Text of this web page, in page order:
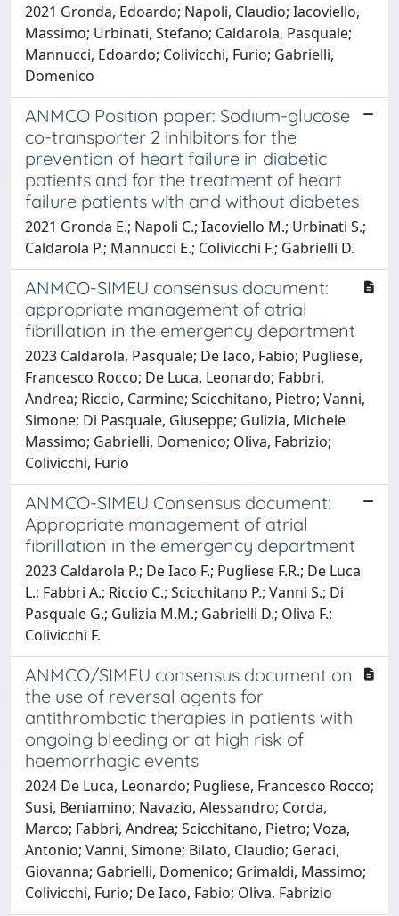
2021 Gronda, Edoardo; Napoli, Claudio; Iacoviello,
Massimo; Urbinati, Stefano; Caldarola, Pasquale;
Mannucci, Edoardo; Colivicchi, Furio; Gabrielli,
Domenico
ANMCO Position paper: Sodium-glucose
co-transporter 2 inhibitors for the
prevention of heart failure in diabetic
patients and for the treatment of heart
failure patients with and without diabetes
2021 Gronda E.; Napoli C.; Iacoviello M.; Urbinati S.;
Caldarola P.; Mannucci E.; Colivicchi F.; Gabrielli D.
ANMCO-SIMEU consensus document:
appropriate management of atrial
fibrillation in the emergency department
2023 Caldarola, Pasquale; De Iaco, Fabio; Pugliese,
Francesco Rocco; De Luca, Leonardo; Fabbri,
Andrea; Riccio, Carmine; Scicchitano, Pietro; Vanni,
Simone; Di Pasquale, Giuseppe; Gulizia, Michele
Massimo; Gabrielli, Domenico; Oliva, Fabrizio;
Colivicchi, Furio
ANMCO-SIMEU Consensus document:
Appropriate management of atrial
fibrillation in the emergency department
2023 Caldarola P.; De Iaco F.; Pugliese F.R.; De Luca
L.; Fabbri A.; Riccio C.; Scicchitano P.; Vanni S.; Di
Pasquale G.; Gulizia M.M.; Gabrielli D.; Oliva F.;
Colivicchi F.
ANMCO/SIMEU consensus document on
the use of reversal agents for
antithrombotic therapies in patients with
ongoing bleeding or at high risk of
haemorrhagic events
2024 De Luca, Leonardo; Pugliese, Francesco Rocco;
Susi, Beniamino; Navazio, Alessandro; Corda,
Marco; Fabbri, Andrea; Scicchitano, Pietro; Voza,
Antonio; Vanni, Simone; Bilato, Claudio; Geraci,
Giovanna; Gabrielli, Domenico; Grimaldi, Massimo;
Colivicchi, Furio; De Iaco, Fabio; Oliva, Fabrizio